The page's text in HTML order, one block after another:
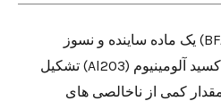
آلومینا ذوب شده قهوه ای (BFA) یک ماده ساینده و نسوز
مصنوعی است که عمدتاً از اکسید آلومینیوم (Al2O3) تشکیل
کمی از ناخالصی های